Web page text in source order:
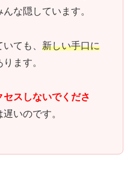
な隠しています。
ても、 新しい手口に
ります。
スしないでくださ
いのです。